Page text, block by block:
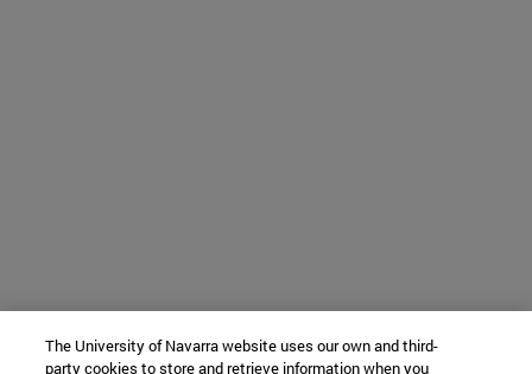
The University of Navarra website uses our own and third-
party cookies to store and retrieve information when you